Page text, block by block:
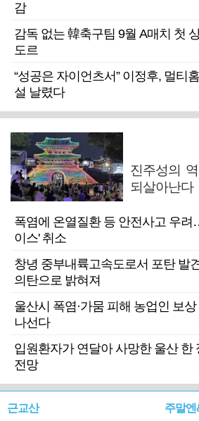
감
감독 없는 韓축구팀 9월 A매치 첫
도르
“성공은 자이언츠서” 이정후, 멀티
설 날렸다
진주성의
되살아난다
폭염에 온열질환 등 안전사고 우려
이스' 취소
창녕 중부내륙고속도로서 포탄 발
의탄으로 밝혀져
울산시 폭염·가뭄 피해 농업인 보
나선다
입원환자가 연달아 사망한 울산 한
전망
근교산 주말